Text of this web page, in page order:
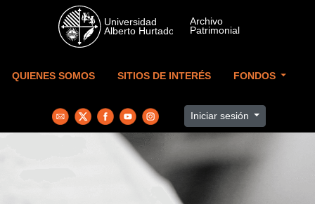
Skip to main content
QUIENES SOMOS SITIOS DE INTERÉS FONDOS
Iniciar sesión